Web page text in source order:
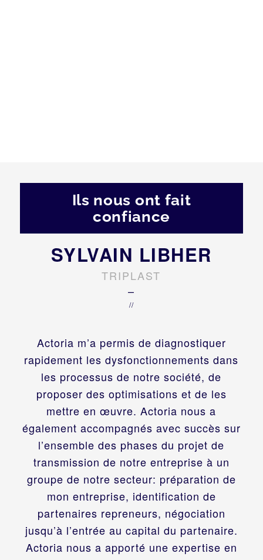
Ils nous ont fait
confiance
Actoria m’a permis de diagnostiquer
rapidement les dysfonctionnements dans
les processus de notre société, de
proposer des optimisations et de les
mettre en œuvre. Actoria nous a
également accompagnés avec succès sur
l’ensemble des phases du projet de
transmission de notre entreprise à un
groupe de notre secteur: préparation de
mon entreprise, identification de
partenaires repreneurs, négociation
jusqu’à l’entrée au capital du partenaire.
Actoria nous a apporté une expertise en
SYLVAIN LIBHER
TRIPLAST
–
//